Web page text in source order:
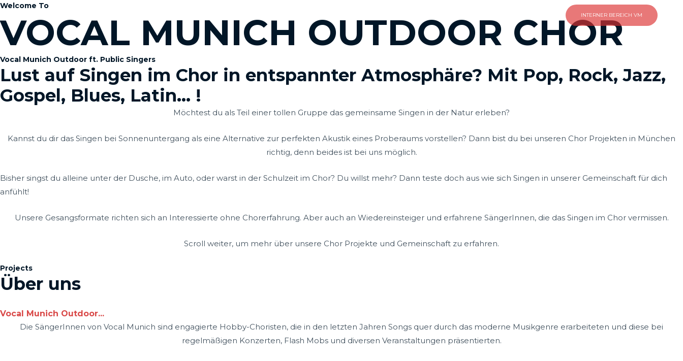
INTERNER BEREICH VM
Welcome To
VOCAL MUNICH OUTDOOR CHOR
Vocal Munich Outdoor ft. Public Singers
Lust auf Singen im Chor in entspannter Atmosphäre? Mit Pop, Rock, Jazz,
Gospel, Blues, Latin... !
Möchtest du als Teil einer tollen Gruppe das gemeinsame Singen in der Natur erleben?
Kannst du dir das Singen bei Sonnenuntergang als eine Alternative zur perfekten Akustik eines Proberaums vorstellen? Dann bist du bei unseren Chor Projekten in München
richtig, denn beides ist bei uns möglich.
Bisher singst du alleine unter der Dusche, im Auto, oder warst in der Schulzeit im Chor? Du willst mehr? Dann teste doch aus wie sich Singen in unserer Gemeinschaft für dich
anfühlt!
Unsere Gesangsformate richten sich an Interessierte ohne Chorerfahrung. Aber auch an Wiedereinsteiger und erfahrene SängerInnen, die das Singen im Chor vermissen.
Scroll weiter, um mehr über unsere Chor Projekte und Gemeinschaft zu erfahren.
Projects
Über uns
Vocal Munich Outdoor...
Die SängerInnen von Vocal Munich sind engagierte Hobby-Choristen, die in den letzten Jahren Songs quer durch das moderne Musikgenre erarbeiteten und diese bei
regelmäßigen Konzerten, Flash Mobs und diversen Veranstaltungen präsentierten.